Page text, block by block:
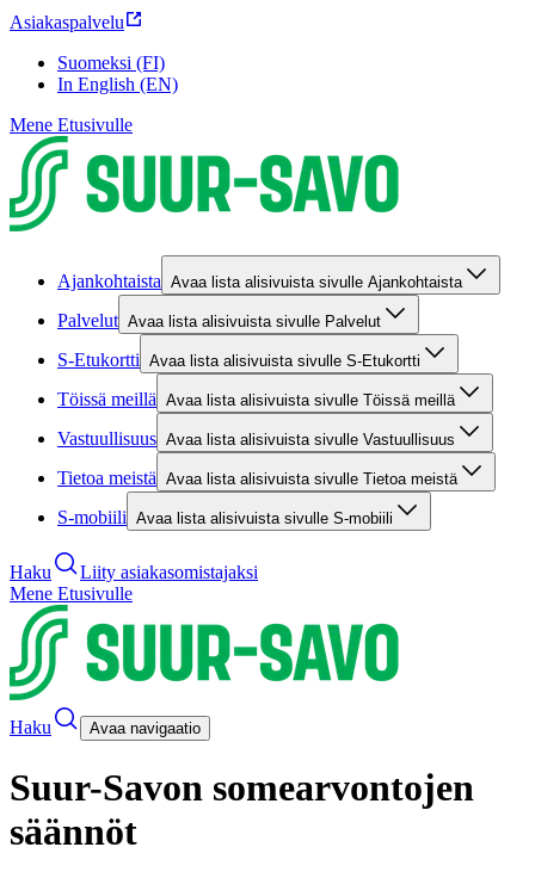
Asiakaspalvelu
Suomeksi (FI)
In English (EN)
Mene Etusivulle
Ajankohtaista Avaa lista alisivuista sivulle Ajankohtaista
Palvelut Avaa lista alisivuista sivulle Palvelut
S-Etukortti Avaa lista alisivuista sivulle S-Etukortti
Töissä meillä Avaa lista alisivuista sivulle Töissä meillä
Vastuullisuus Avaa lista alisivuista sivulle Vastuullisuus
Tietoa meistä Avaa lista alisivuista sivulle Tietoa meistä
S-mobiili Avaa lista alisivuista sivulle S-mobiili
Haku
Liity asiakasomistajaksi
Mene Etusivulle
Haku Avaa navigaatio
Suur-Savon somearvontojen
säännöt